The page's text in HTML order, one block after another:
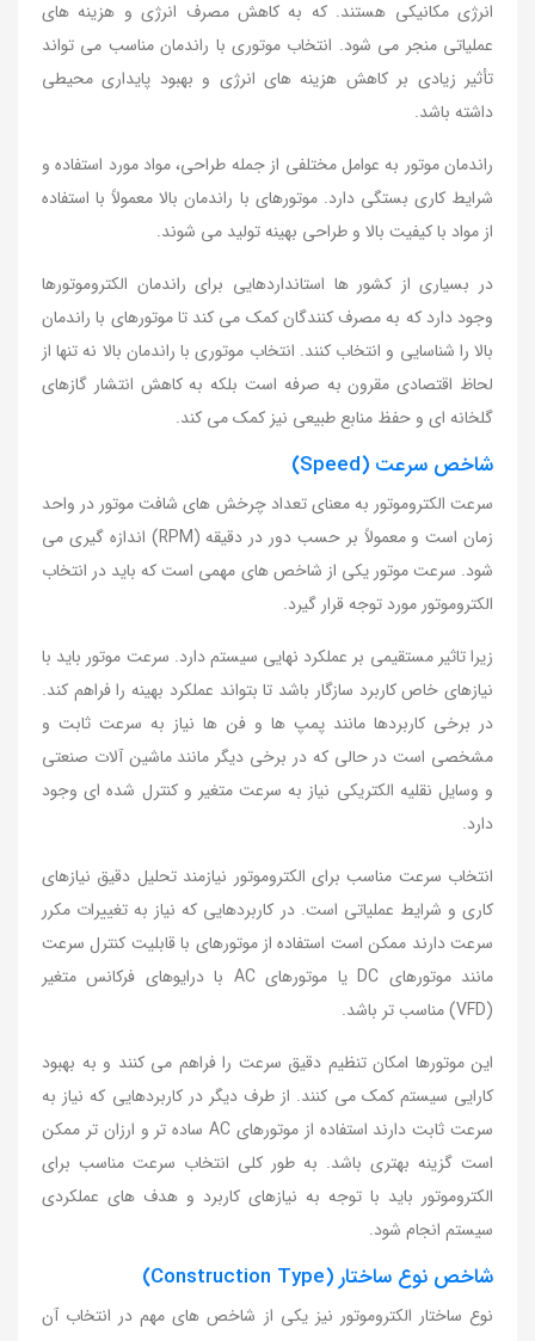
انرژی مکانیکی هستند. که به کاهش مصرف انرژی و هزینه های
عملیاتی منجر می شود. انتخاب موتوری با راندمان مناسب می تواند
تأثیر زیادی بر کاهش هزینه های انرژی و بهبود پایداری محیطی
داشته باشد.
راندمان موتور به عوامل مختلفی از جمله طراحی، مواد مورد استفاده و
شرایط کاری بستگی دارد. موتورهای با راندمان بالا معمولاً با استفاده
از مواد با کیفیت بالا و طراحی بهینه تولید می شوند.
در بسیاری از کشور ها استانداردهایی برای راندمان الکتروموتورها
وجود دارد که به مصرف کنندگان کمک می کند تا موتورهای با راندمان
بالا را شناسایی و انتخاب کنند. انتخاب موتوری با راندمان بالا نه تنها از
لحاظ اقتصادی مقرون به صرفه است بلکه به کاهش انتشار گازهای
گلخانه ای و حفظ منابع طبیعی نیز کمک می کند.
شاخص سرعت (Speed)
سرعت الکتروموتور به معنای تعداد چرخش های شافت موتور در واحد
زمان است و معمولاً بر حسب دور در دقیقه (RPM) اندازه گیری می
شود. سرعت موتور یکی از شاخص های مهمی است که باید در انتخاب
الکتروموتور مورد توجه قرار گیرد.
زیرا تاثیر مستقیمی بر عملکرد نهایی سیستم دارد. سرعت موتور باید با
نیازهای خاص کاربرد سازگار باشد تا بتواند عملکرد بهینه را فراهم کند.
در برخی کاربردها مانند پمپ ها و فن ها نیاز به سرعت ثابت و
مشخصی است در حالی که در برخی دیگر مانند ماشین آلات صنعتی
و وسایل نقلیه الکتریکی نیاز به سرعت متغیر و کنترل شده ای وجود
دارد.
انتخاب سرعت مناسب برای الکتروموتور نیازمند تحلیل دقیق نیازهای
کاری و شرایط عملیاتی است. در کاربردهایی که نیاز به تغییرات مکرر
سرعت دارند ممکن است استفاده از موتورهای با قابلیت کنترل سرعت
مانند موتورهای DC یا موتورهای AC با درایوهای فرکانس متغیر
(VFD) مناسب تر باشد.
این موتورها امکان تنظیم دقیق سرعت را فراهم می کنند و به بهبود
کارایی سیستم کمک می کنند. از طرف دیگر در کاربردهایی که نیاز به
سرعت ثابت دارند استفاده از موتورهای AC ساده تر و ارزان تر ممکن
است گزینه بهتری باشد. به طور کلی انتخاب سرعت مناسب برای
الکتروموتور باید با توجه به نیازهای کاربرد و هدف های عملکردی
سیستم انجام شود.
شاخص نوع ساختار (Construction Type)
نوع ساختار الکتروموتور نیز یکی از شاخص های مهم در انتخاب آن